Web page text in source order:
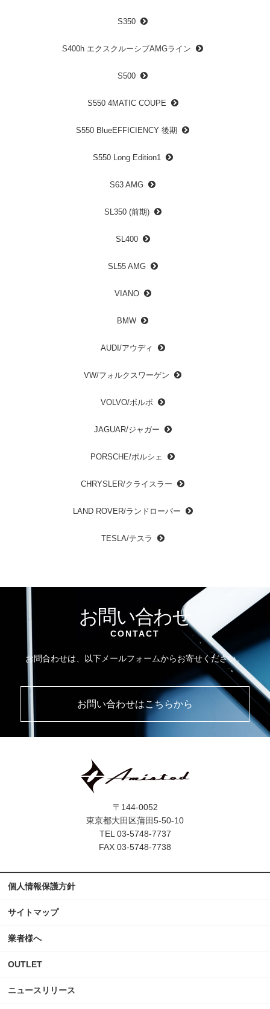
S350
S400h エクスクルーシブAMGライン
S500
S550 4MATIC COUPE
S550 BlueEFFICIENCY 後期
S550 Long Edition1
S63 AMG
SL350 (前期)
SL400
SL55 AMG
VIANO
BMW
AUDI/アウディ
VW/フォルクスワーゲン
VOLVO/ボルボ
JAGUAR/ジャガー
PORSCHE/ポルシェ
CHRYSLER/クライスラー
LAND ROVER/ランドローバー
TESLA/テスラ
お問い合わせ
CONTACT
お問合わせは、以下メールフォームからお寄せください。
お問い合わせはこちらから
〒144-0052
東京都大田区蒲田5-50-10
TEL 03-5748-7737
FAX 03-5748-7738
ニュースリリース
個人情報保護方針
サイトマップ
業者様へ
OUTLET